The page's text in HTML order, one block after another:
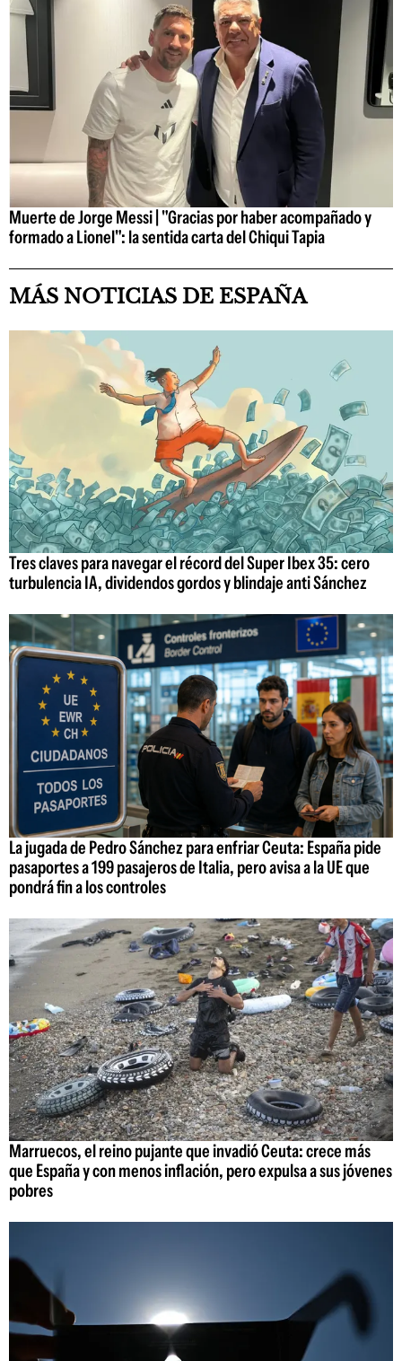
Muerte de Jorge Messi | "Gracias por haber acompañado y
formado a Lionel": la sentida carta del Chiqui Tapia
MÁS NOTICIAS DE ESPAÑA
Tres claves para navegar el récord del Super Ibex 35: cero
turbulencia IA, dividendos gordos y blindaje anti Sánchez
La jugada de Pedro Sánchez para enfriar Ceuta: España pide
pasaportes a 199 pasajeros de Italia, pero avisa a la UE que
pondrá fin a los controles
Marruecos, el reino pujante que invadió Ceuta: crece más
que España y con menos inflación, pero expulsa a sus jóvenes
pobres